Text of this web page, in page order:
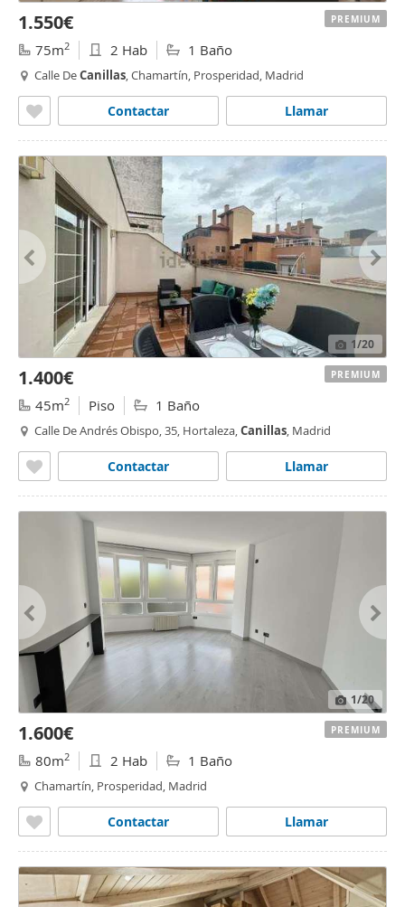
1.550€
75m2 2 Hab 1 Baño
Calle DeCanillas, Chamartín, Prosperidad, Madrid
Llamar
Contactar
PREMIUM
1/20
1.400€
45m2 Piso 1 Baño
Calle De Andrés Obispo, 35, Hortaleza,Canillas, Madrid
Llamar
Contactar
PREMIUM
1/20
1.600€
80m2 2 Hab 1 Baño
Chamartín, Prosperidad, Madrid
Llamar
Contactar
PREMIUM